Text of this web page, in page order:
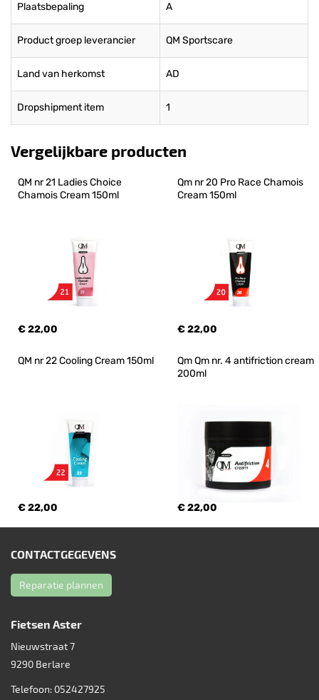
Plaatsbepaling A
Product groep leverancier QM Sportscare
Land van herkomst AD
Dropshipment item 1
Vergelijkbare producten
QM nr 21 Ladies Choice
Chamois Cream 150ml
€ 22,00
Qm nr 20 Pro Race Chamois
Cream 150ml
€ 22,00
QM nr 22 Cooling Cream 150ml
€ 22,00
Qm Qm nr. 4 antifriction cream
200ml
€ 22,00
CONTACTGEGEVENS
Reparatie plannen
Fietsen Aster
Nieuwstraat 7
9290 Berlare
Telefoon: 052427925